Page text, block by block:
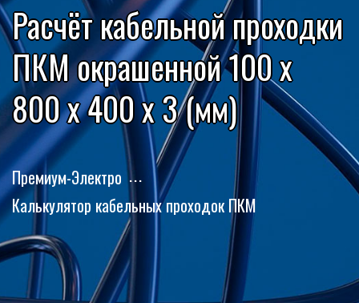
Расчёт кабельной проходки
ПКМ окрашенной 100 x
800 x 400 x 3 (мм)
Премиум-Электро
Калькулятор кабельных проходок ПКМ